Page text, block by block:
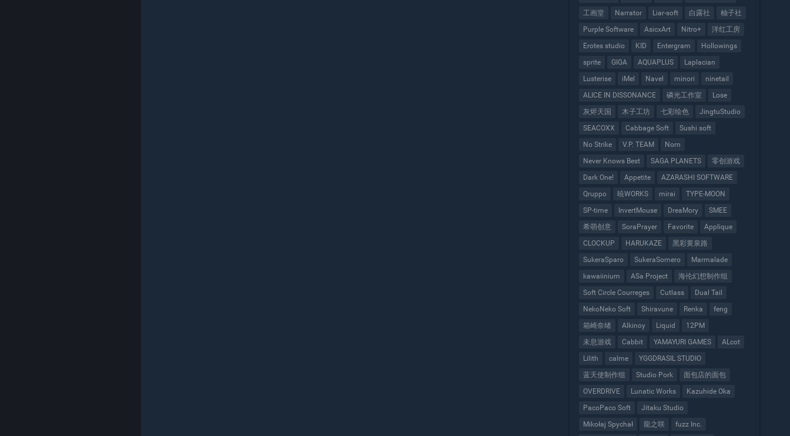
工画堂
Narrator Liar-soft 白露社
柚子社
Purple Software
AsicxArt Nitro+
洋红工房
Erotes studio
KID Entergram
Hollowings
sprite
GIGA AQUAPLUS
Laplacian
Lusterise
iMel Navel minori
ninetail
ALICE IN DISSONANCE
磷光工作室
Lose
灰烬天国
木子工坊 七彩绘色
JingtuStudio
SEACOXX
Cabbage Soft
Sushi soft
No Strike
V.P. TEAM
Norn
Never Knows Best
SAGA PLANETS
零创游戏
Dark One!
Appetite
AZARASHI SOFTWARE
Qruppo
暁WORKS mirai
TYPE-MOON
SP-time
InvertMouse DreaMory
SMEE
希萌创意
SoraPrayer Favorite
Applique
CLOCKUP
HARUKAZE
黑彩黄泉路
SukeraSparo
SukeraSomero
Marmalade
kawaiinium
ASa Project
海伦幻想制作组
Soft Circle Courreges
Cutlass
Dual Tail
NekoNeko Soft
Shiravune Renka
feng
箱崎奈绪
Alkinoy Liquid
12PM
未息游戏
Cabbit YAMAYURI GAMES
ALcot
Lilith
calme
YGGDRASIL STUDIO
蓝天使制作组
Studio Pork
面包店的面包
OVERDRIVE
Lunatic Works
Kazuhide Oka
PacoPaco Soft
Jitaku Studio
Mikołaj Spychał
龍之咲
fuzz Inc.